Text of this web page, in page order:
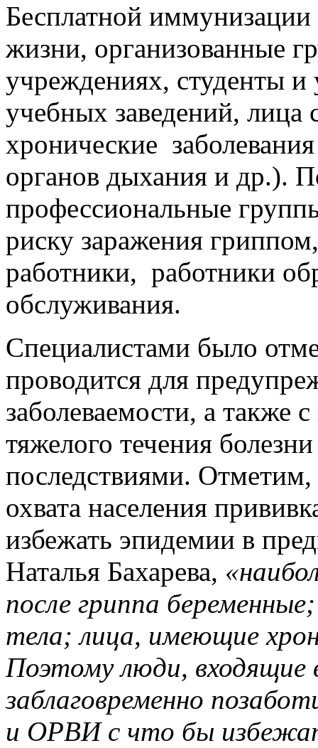
Бесплатной
жизни, организованные
учреждениях, студенты
учебных заведений,
хронические
органов дыхания и др.).
профессиональные
риску заражения
работники, работники
обслуживания.
Специалистами было
проводится для
заболеваемости, а также
тяжелого течения
последствиями.
охвата населения
избежать эпидемии в
Наталья Бахарева,
после гриппа
тела; лица, имеющие
Поэтому люди,
заблаговременно
и ОРВИ с что бы